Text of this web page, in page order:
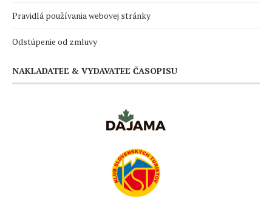
Pravidlá používania webovej stránky
Odstúpenie od zmluvy
NAKLADATEĽ & VYDAVATEĽ ČASOPISU